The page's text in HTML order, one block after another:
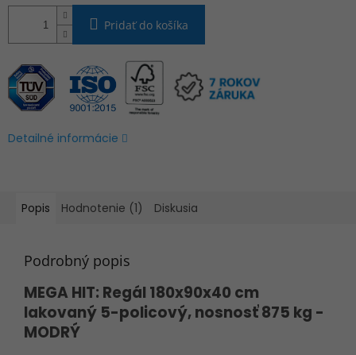
Pridať do košíka
Detailné informácie
Popis Hodnotenie (1) Diskusia
Podrobný popis
MEGA HIT: Regál 180x90x40 cm
lakovaný 5-policový, nosnosť 875 kg -
MODRÝ